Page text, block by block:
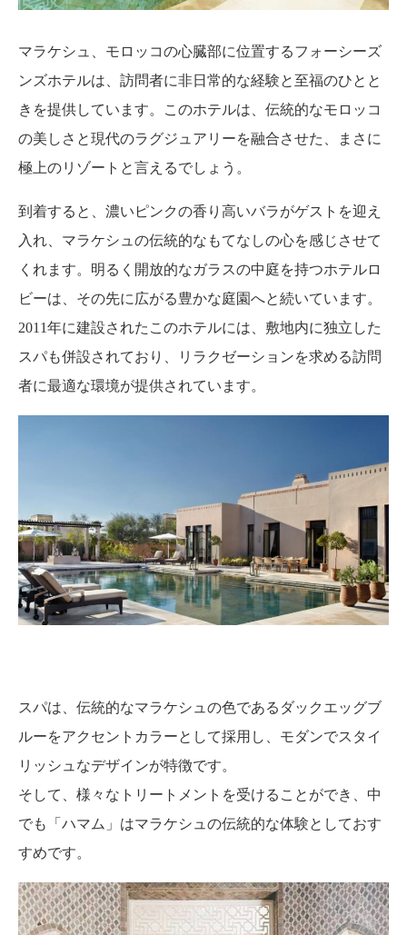
マラケシュ、モロッコの心臓部に位置するフォーシーズ
ンズホテルは、訪問者に非日常的な経験と至福のひとと
きを提供しています。このホテルは、伝統的なモロッコ
の美しさと現代のラグジュアリーを融合させた、まさに
極上のリゾートと言えるでしょう。
到着すると、濃いピンクの香り高いバラがゲストを迎え
入れ、マラケシュの伝統的なもてなしの心を感じさせて
くれます。明るく開放的なガラスの中庭を持つホテルロ
ビーは、その先に広がる豊かな庭園へと続いています。
2011年に建設されたこのホテルには、敷地内に独立した
スパも併設されており、リラクゼーションを求める訪問
者に最適な環境が提供されています。
スパは、伝統的なマラケシュの色であるダックエッグブ
ルーをアクセントカラーとして採用し、モダンでスタイ
リッシュなデザインが特徴です。
そして、様々なトリートメントを受けることができ、中
でも「ハマム」はマラケシュの伝統的な体験としておす
すめです。